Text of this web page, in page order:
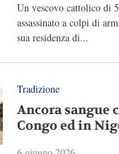
Un vescovo cattolico di
assassinato a colpi di
sua residenza di...
Tradizione
Ancora sangue
Congo ed in